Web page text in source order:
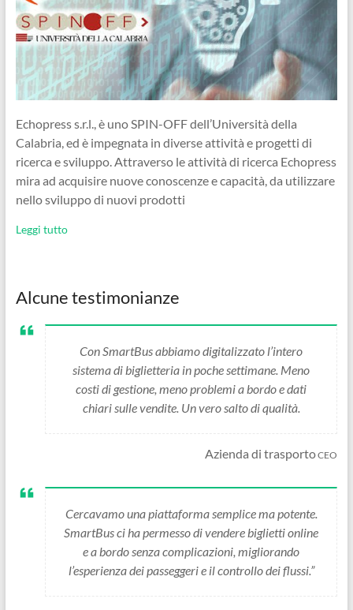
Echopress s.r.l., è uno SPIN-OFF dell’Università della
Calabria, ed è impegnata in diverse attività e progetti di
ricerca e sviluppo. Attraverso le attività di ricerca Echopress
mira ad acquisire nuove conoscenze e capacità, da utilizzare
nello sviluppo di nuovi prodotti
Leggi tutto
Alcune testimonianze
Con SmartBus abbiamo digitalizzato l’intero
sistema di biglietteria in poche settimane. Meno
costi di gestione, meno problemi a bordo e dati
chiari sulle vendite. Un vero salto di qualità.
Azienda di trasportoCEO
Cercavamo una piattaforma semplice ma potente.
SmartBus ci ha permesso di vendere biglietti online
e a bordo senza complicazioni, migliorando
l’esperienza dei passeggeri e il controllo dei flussi.”